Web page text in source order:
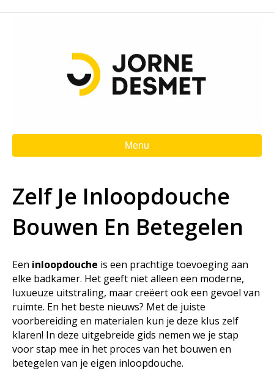
Menu
Zelf Je Inloopdouche
Bouwen En Betegelen
Een inloopdouche is een prachtige toevoeging aan
elke badkamer. Het geeft niet alleen een moderne,
luxueuze uitstraling, maar creëert ook een gevoel van
ruimte. En het beste nieuws? Met de juiste
voorbereiding en materialen kun je deze klus zelf
klaren! In deze uitgebreide gids nemen we je stap
voor stap mee in het proces van het bouwen en
betegelen van je eigen inloopdouche.